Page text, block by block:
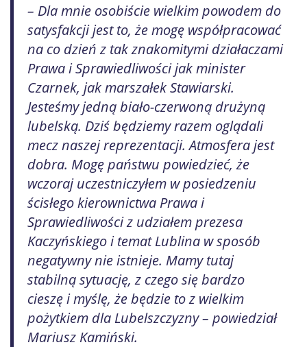
– Dla mnie osobiście wielkim powodem do
satysfakcji jest to, że mogę współpracować
na co dzień z tak znakomitymi działaczami
Prawa i Sprawiedliwości jak minister
Czarnek, jak marszałek Stawiarski.
Jesteśmy jedną biało-czerwoną drużyną
lubelską. Dziś będziemy razem oglądali
mecz naszej reprezentacji. Atmosfera jest
dobra. Mogę państwu powiedzieć, że
wczoraj uczestniczyłem w posiedzeniu
ścisłego kierownictwa Prawa i
Sprawiedliwości z udziałem prezesa
Kaczyńskiego i temat Lublina w sposób
negatywny nie istnieje. Mamy tutaj
stabilną sytuację, z czego się bardzo
cieszę i myślę, że będzie to z wielkim
pożytkiem dla Lubelszczyzny – powiedział
Mariusz Kamiński.